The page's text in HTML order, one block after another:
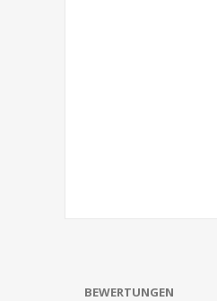
BEWERTUNGEN